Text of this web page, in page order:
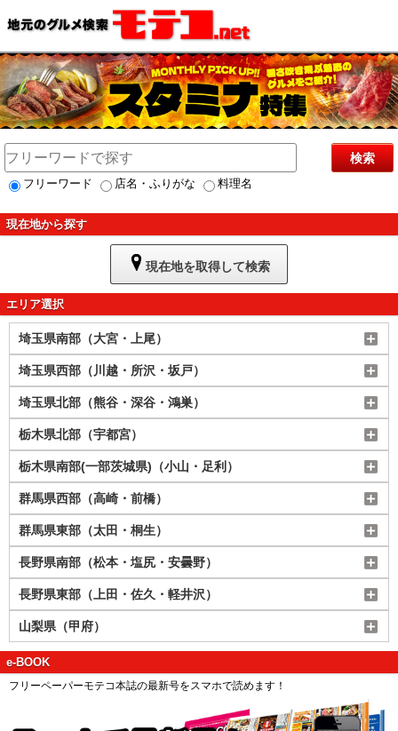
検索
フリーワード 店名・ふりがな 料理名
現在地から探す
現在地を取得して検索
エリア選択
埼玉県南部（大宮・上尾）
埼玉県西部（川越・所沢・坂戸）
埼玉県北部（熊谷・深谷・鴻巣）
栃木県北部（宇都宮）
栃木県南部(一部茨城県)（小山・足利）
群馬県西部（高崎・前橋）
群馬県東部（太田・桐生）
長野県南部（松本・塩尻・安曇野）
長野県東部（上田・佐久・軽井沢）
山梨県（甲府）
e-BOOK
フリーペーパーモテコ本誌の最新号をスマホで読めます！